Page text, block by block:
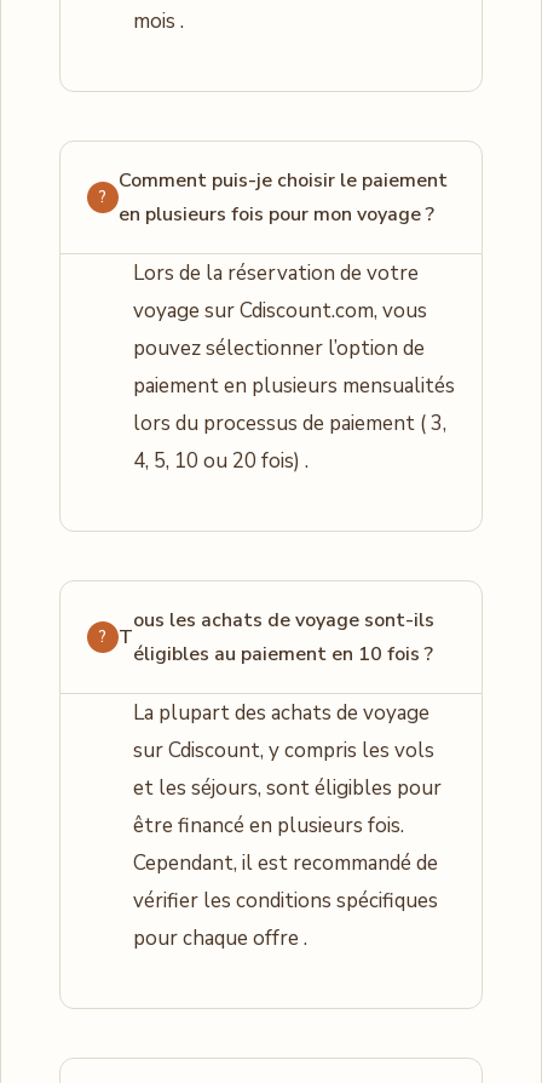
mois .
Comment puis-je choisir le paiement
en plusieurs fois pour mon voyage ?
Lors de la réservation de votre
voyage sur Cdiscount.com, vous
pouvez sélectionner l’option de
paiement en plusieurs mensualités
lors du processus de paiement ( 3,
4, 5, 10 ou 20 fois) .
T
ous les achats de voyage sont-ils
éligibles au paiement en 10 fois ?
La plupart des achats de voyage
sur Cdiscount, y compris les vols
et les séjours, sont éligibles pour
être financé en plusieurs fois.
Cependant, il est recommandé de
vérifier les conditions spécifiques
pour chaque offre .